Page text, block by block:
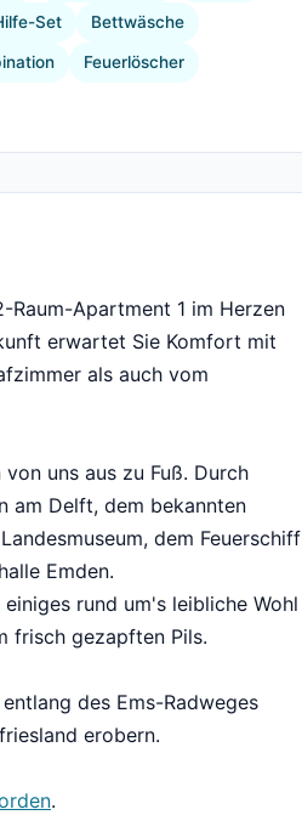
Set Bettwäsche
Feuerlöscher
Raum-Apartment 1 im Herzen
erwartet Sie Komfort mit
als auch vom
uns aus zu Fuß. Durch
am Delft, dem bekannten
dem Feuerschiff
Emden.
rund um's leibliche Wohl
frisch gezapften Pils.
des Ems-Radweges
erobern.
.